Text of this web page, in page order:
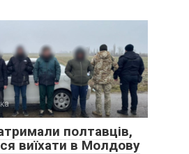
полтавців,
виїхати в Молдову